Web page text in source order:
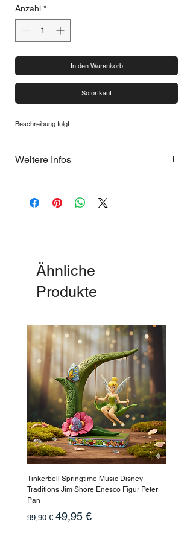
Anzahl *
In den Warenkorb
Sofortkauf
Beschreibung folgt
Weitere Infos
Ähnliche
Produkte
Tinkerbell Springtime Music Disney
Traditions Jim Shore Enesco Figur Peter
Pan
Standardpreis
99,90 € Sale-Preis
49,95 €
Jasmin
199,90 €